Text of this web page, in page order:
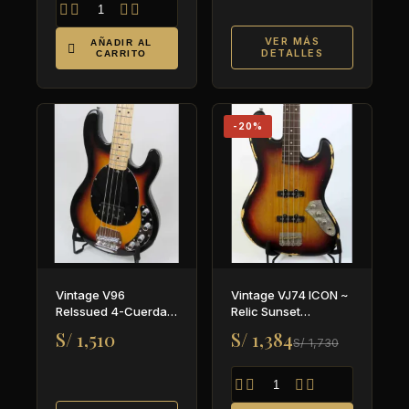
   

AÑADIR AL
CARRITO
VER MÁS
DETALLES
Vintage V96
ReIssued 4-Cuerdas
Sunburst
S/ 1,510
-20%
Vintage VJ74 ICON ~
Relic Sunset
S/ 1,384S/ 1,730
   